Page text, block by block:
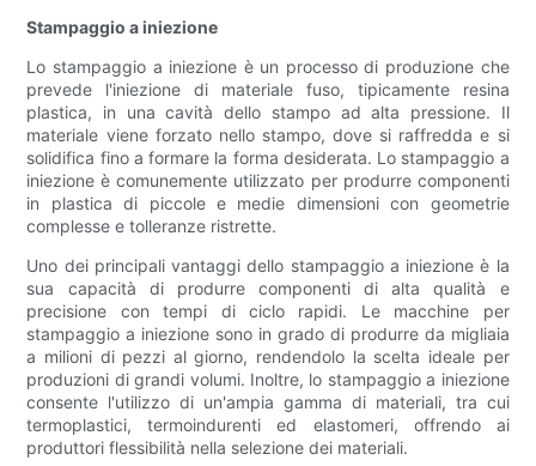
Stampaggio a iniezione
Lo stampaggio a iniezione è un processo di produzione che
prevede l'iniezione di materiale fuso, tipicamente resina
plastica, in una cavità dello stampo ad alta pressione. Il
materiale viene forzato nello stampo, dove si raffredda e si
solidifica fino a formare la forma desiderata. Lo stampaggio a
iniezione è comunemente utilizzato per produrre componenti
in plastica di piccole e medie dimensioni con geometrie
complesse e tolleranze ristrette.
Uno dei principali vantaggi dello stampaggio a iniezione è la
sua capacità di produrre componenti di alta qualità e
precisione con tempi di ciclo rapidi. Le macchine per
stampaggio a iniezione sono in grado di produrre da migliaia
a milioni di pezzi al giorno, rendendolo la scelta ideale per
produzioni di grandi volumi. Inoltre, lo stampaggio a iniezione
consente l'utilizzo di un'ampia gamma di materiali, tra cui
termoplastici, termoindurenti ed elastomeri, offrendo ai
produttori flessibilità nella selezione dei materiali.